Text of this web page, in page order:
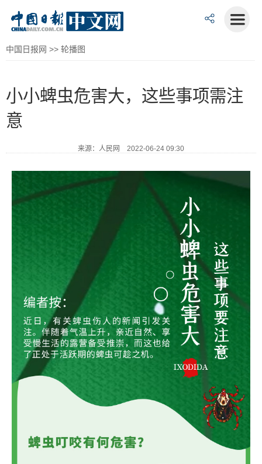
中国日报网 >> 轮播图
小小蜱虫危害大，这些事项需注
意
来源：人民网 2022-06-24 09:30